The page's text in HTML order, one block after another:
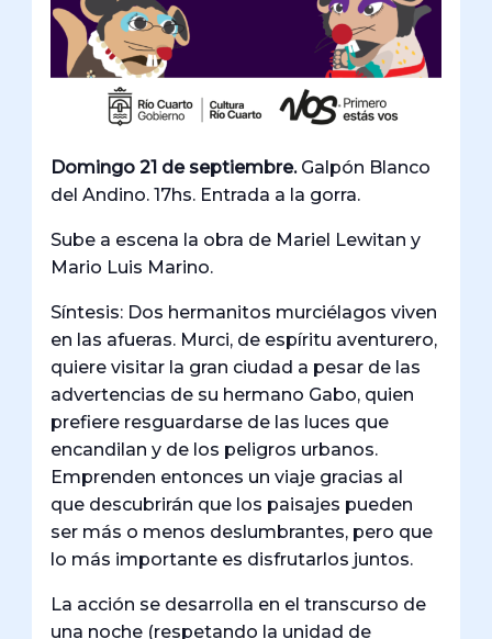
Domingo 21 de septiembre.Galpón Blanco
del Andino. 17hs. Entrada a la gorra.
Sube a escena la obra de Mariel Lewitan y
Mario Luis Marino.
Síntesis: Dos hermanitos murciélagos viven
en las afueras. Murci, de espíritu aventurero,
quiere visitar la gran ciudad a pesar de las
advertencias de su hermano Gabo, quien
prefiere resguardarse de las luces que
encandilan y de los peligros urbanos.
Emprenden entonces un viaje gracias al
que descubrirán que los paisajes pueden
ser más o menos deslumbrantes, pero que
lo más importante es disfrutarlos juntos.
La acción se desarrolla en el transcurso de
una noche (respetando la unidad de